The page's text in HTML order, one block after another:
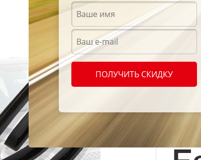
ПОЛУЧИТЬ СКИДКУ